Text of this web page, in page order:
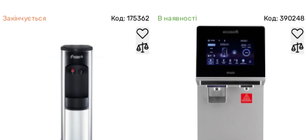
Закінчується Код: 175362 В наявності Код: 390248